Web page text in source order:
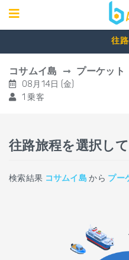
往路
コサムイ島 プーケット
08月14日 (金)
1 乗客
往路旅程を選択し
検索結果 コサムイ島 から プー